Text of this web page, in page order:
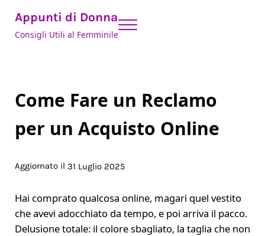
Appunti di Donna
Consigli Utili al Femminile
Menu
Come Fare un Reclamo
per un Acquisto Online
Aggiornato il 31 Luglio 2025
Hai comprato qualcosa online, magari quel vestito
che avevi adocchiato da tempo, e poi arriva il pacco.
Delusione totale: il colore sbagliato, la taglia che non